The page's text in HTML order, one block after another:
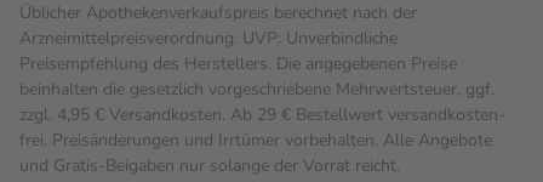
Üblicher Apothekenverkaufspreis berechnet nach der
Arzneimittelpreisverordnung. UVP: Unverbindliche
Preisempfehlung des Herstellers. Die angegebenen Preise
beinhalten die gesetzlich vorgeschriebene Mehrwertsteuer, ggf.
zzgl. 4,95 € Versandkosten. Ab 29 € Bestell­wert versand­kosten­
frei. Preisänderungen und Irrtümer vorbehalten. Alle Angebote
und Gratis-Beigaben nur solange der Vorrat reicht.